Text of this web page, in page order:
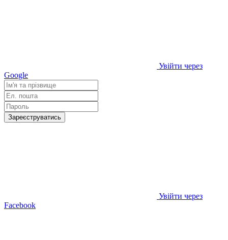
Увійти через
Google
Зареєструватись
Увійти через
Facebook